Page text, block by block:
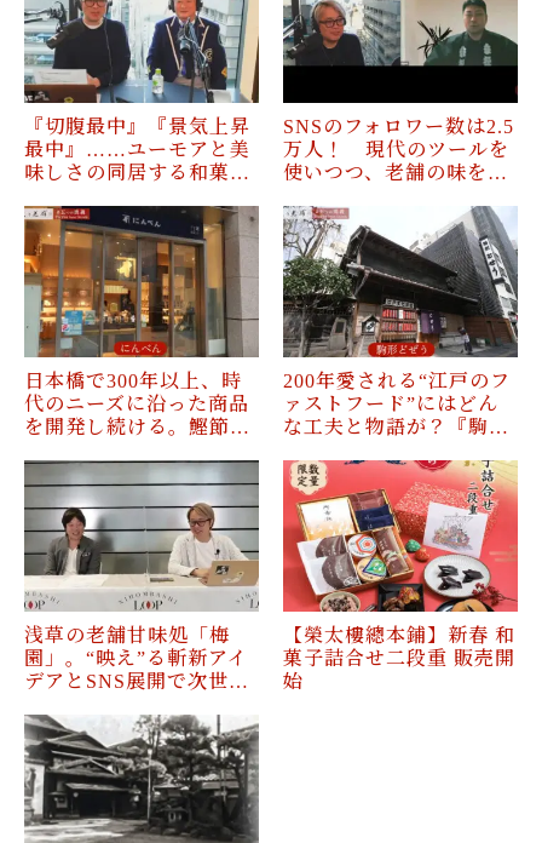
『切腹最中』『景気上昇
最中』……ユーモアと美
味しさの同居する和菓…
SNSのフォロワー数は2.5
万人！ 現代のツールを
使いつつ、老舗の味を…
日本橋で300年以上、時
代のニーズに沿った商品
を開発し続ける。鰹節…
200年愛される“江戸のフ
ァストフード”にはどん
な工夫と物語が？『駒…
浅草の老舗甘味処「梅
園」。“映え”る斬新アイ
デアとSNS展開で次世…
【榮太樓總本鋪】新春 和
菓子詰合せ二段重 販売開
始